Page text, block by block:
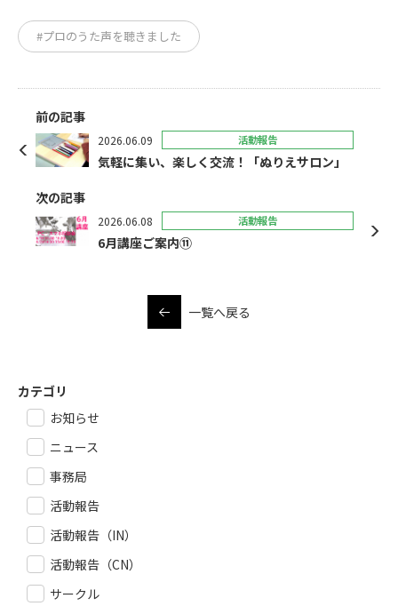
#プロのうた声を聴きました
前の記事
2026.06.09 活動報告
気軽に集い、楽しく交流！「ぬりえサロン」
次の記事
2026.06.08 活動報告
6月講座ご案内⑪
一覧へ戻る
カテゴリ
お知らせ
ニュース
事務局
活動報告
活動報告（IN）
活動報告（CN）
サークル